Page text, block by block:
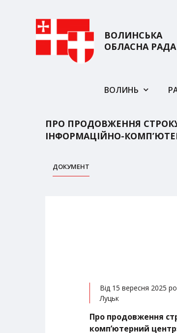
ВОЛИНСЬКА
ОБЛАСНА РАДА
ВОЛИНЬ
ПРО ПРОДОВЖЕННЯ
ІНФОРМАЦІЙНО-
ДОКУМЕНТ
Від 15 вересня 2025
Луцьк
Про продовження
комп’ютерний